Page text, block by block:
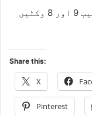
دونوں نے اب تک ٹورنامنٹ میں بالترتیب 9 اور 8 وکٹیں
Share this:
X
Pinterest